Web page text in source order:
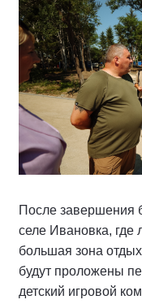
После завершения
селе Ивановка, где
большая зона
будут проложены
детский игровой